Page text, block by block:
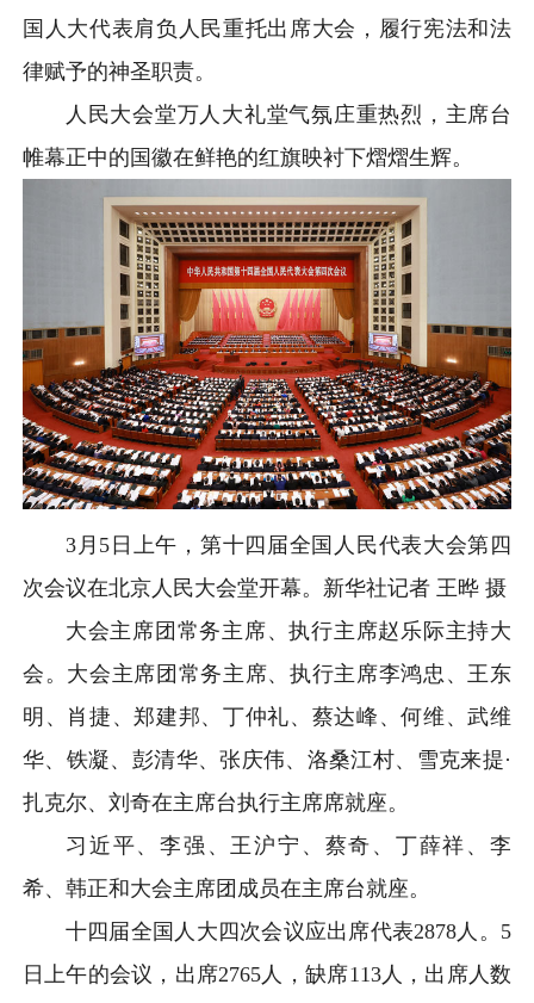
国人大代表肩负人民重托出席大会，履行宪法和法
律赋予的神圣职责。
人民大会堂万人大礼堂气氛庄重热烈，主席台
帷幕正中的国徽在鲜艳的红旗映衬下熠熠生辉。
3月5日上午，第十四届全国人民代表大会第四
次会议在北京人民大会堂开幕。 新华社记者 王晔 摄
大会主席团常务主席、执行主席赵乐际主持大
会。大会主席团常务主席、执行主席李鸿忠、王东
明、肖捷、郑建邦、丁仲礼、蔡达峰、何维、武维
华、铁凝、彭清华、张庆伟、洛桑江村、雪克来提·
扎克尔、刘奇在主席台执行主席席就座。
习近平、李强、王沪宁、蔡奇、丁薛祥、李
希、韩正和大会主席团成员在主席台就座。
十四届全国人大四次会议应出席代表2878人。5
日上午的会议，出席2765人，缺席113人，出席人数